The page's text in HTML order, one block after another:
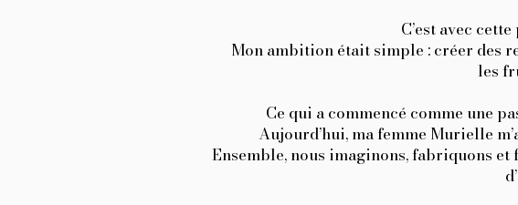
C’est avec
Mon ambition était simple : créer des
les
Ce qui a commencé comme une
Aujourd’hui, ma femme Murielle
Ensemble, nous imaginons, fabriquons et